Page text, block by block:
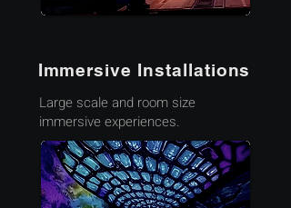
Immersive Installations
Large scale and room size
immersive experiences.